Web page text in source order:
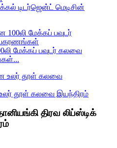
டிடர்ஜென்ட் மெடிசின்
மேக்கப் பவுடர் கலவை
தூள் கலவை இயந்திரம்
திரவ லிப்ஸ்டிக்